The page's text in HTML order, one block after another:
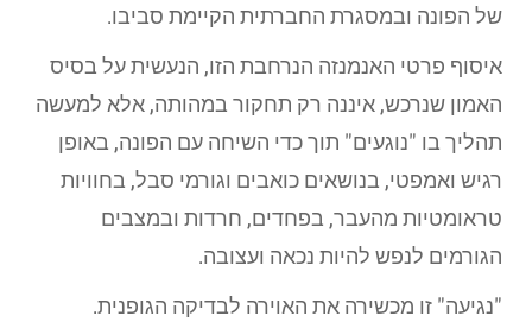
של הפונה ובמסגרת החברתית הקיימת סביבו.
איסוף פרטי האנמנזה הנרחבת הזו, הנעשית על בסיס
האמון שנרכש, איננה רק תחקור במהותה, אלא למעשה
תהליך בו "נוגעים" תוך כדי השיחה עם הפונה, באופן
רגיש ואמפטי, בנושאים כואבים וגורמי סבל, בחוויות
טראומטיות מהעבר, בפחדים, חרדות ובמצבים
הגורמים לנפש להיות נכאה ועצובה.
"נגיעה" זו מכשירה את האוירה לבדיקה הגופנית.